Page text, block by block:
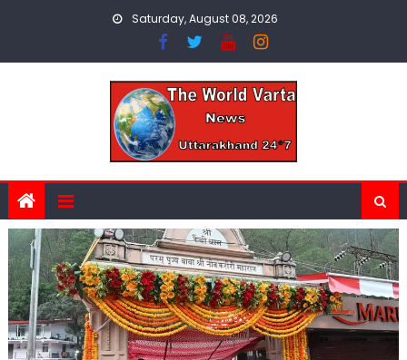
Saturday, August 08, 2026